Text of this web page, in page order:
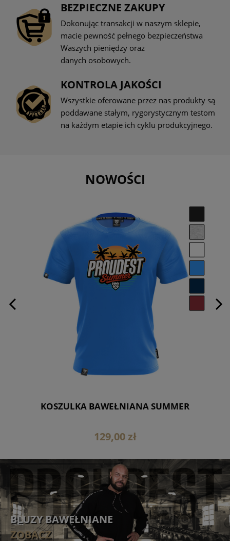
BEZPIECZNE ZAKUPY
Dokonując transakcji w naszym sklepie,
macie pewność pełnego bezpieczeństwa
Waszych pieniędzy oraz
danych osobowych.
KONTROLA JAKOŚCI
Wszystkie oferowane przez nas produkty są
poddawane stałym, rygorystycznym testom
na każdym etapie ich cyklu produkcyjnego.
NOWOŚCI
KOSZULKA BAWEŁNIANA SUMMER
129,00 zł
BLUZY BAWEŁNIANE
ZOBACZ